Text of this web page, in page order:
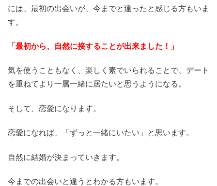
には、最初の出会いが、今までと違ったと感じる方もいま
す。
「最初から、自然に接することが出来ました！」
気を使うこともなく、楽しく素でいられることで、デート
を重ねてより一層一緒に居たいと思うようになる。
そして、恋愛になります。
恋愛になれば、「ずっと一緒にいたい」と思います。
自然に結婚が決まっていきます。
今までの出会いと違うとわかる方もいます。